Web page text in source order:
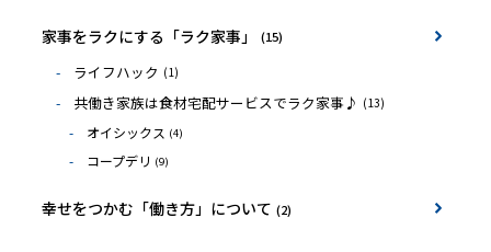
家事をラクにする「ラク家事」 (15)
ライフハック (1)
共働き家族は食材宅配サービスでラク家事♪ (13)
オイシックス (4)
コープデリ (9)
幸せをつかむ「働き方」について (2)